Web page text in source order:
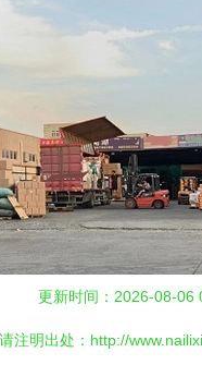
更新时间：2026-08-06
注明出处：http://